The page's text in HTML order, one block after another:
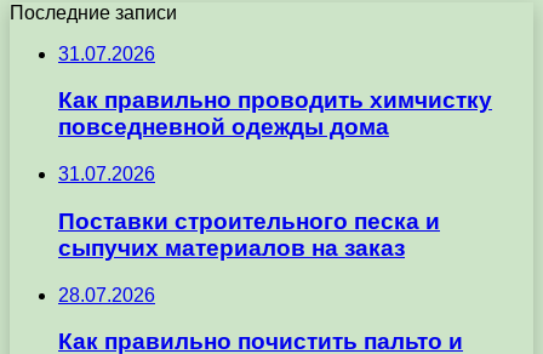
Последние записи
31.07.2026
Как правильно проводить химчистку
повседневной одежды дома
31.07.2026
Поставки строительного песка и
сыпучих материалов на заказ
28.07.2026
Как правильно почистить пальто и